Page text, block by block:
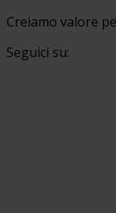
Creiamo valore
Seguici su: